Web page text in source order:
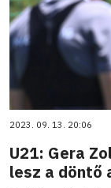
2023. 09. 13. 20:06
U21: Gera
lesz a döntő